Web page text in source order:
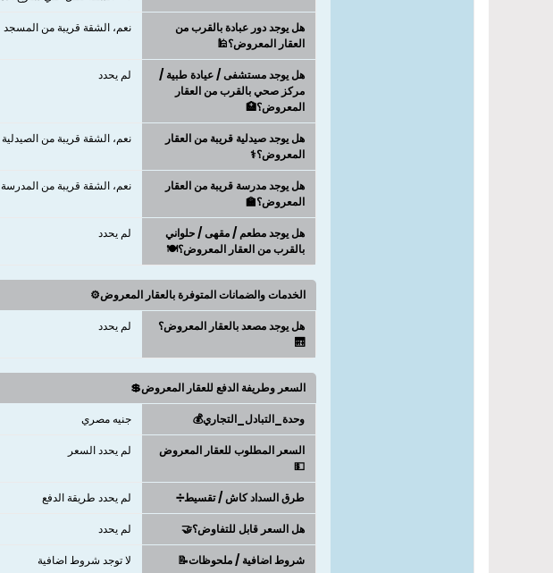
هل يوجد دور عبادة بالقرب من
العقار المعروض؟🕌
نعم، الشقة قريبة من المسجد
هل يوجد مستشفى / عيادة طبية /
مركز صحي بالقرب من العقار
المعروض؟🏥
لم يحدد
هل يوجد صيدلية قريبة من العقار
المعروض؟⚕️
نعم، الشقة قريبة من الصيدلية
هل يوجد مدرسة قريبة من العقار
المعروض؟🏫
نعم، الشقة قريبة من المدرسة
هل يوجد مطعم / مقهى / حلواني
بالقرب من العقار المعروض؟🍽️
لم يحدد
الخدمات والضمانات المتوفرة بالعقار المعروض⚙️
هل يوجد مصعد بالعقار المعروض؟
🛗
لم يحدد
السعر وطريفة الدفع للعقار المعروض💲
وحدة_التبادل_التجاري💰 جنيه مصري
السعر المطلوب للعقار المعروض
💵
لم يحدد السعر
طرق السداد كاش / تقسيط➗ لم يحدد طريقة الدفع
هل السعر قابل للتفاوض؟🤝 لم يحدد
شروط اضافية / ملحوظات📝 لا توجد شروط اضافية